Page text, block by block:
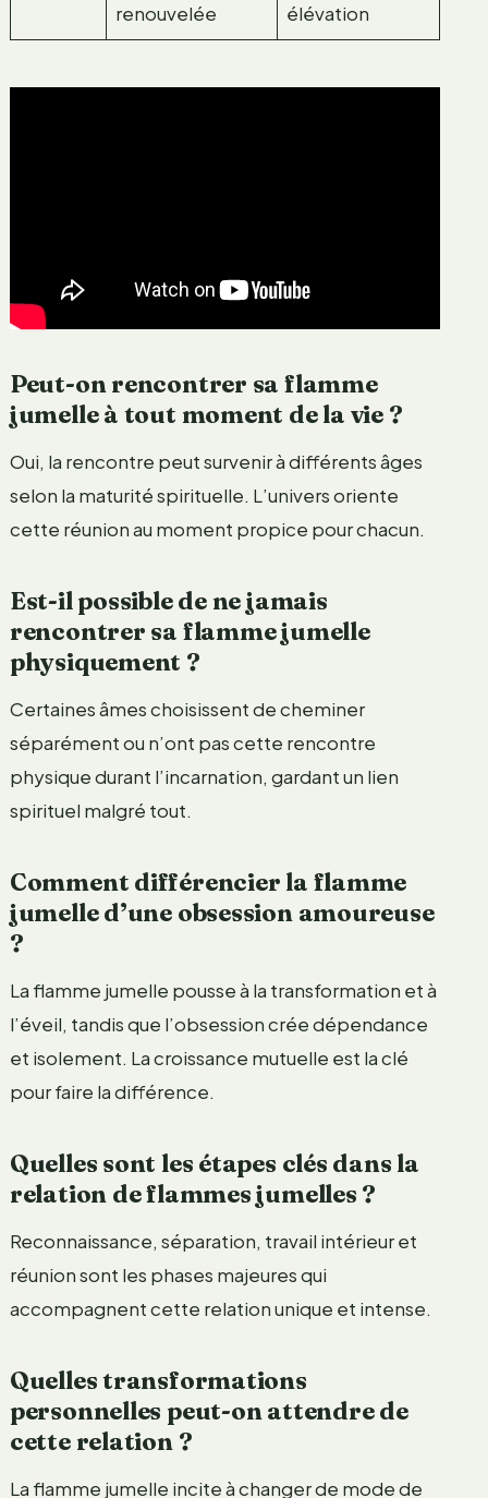
renouvelée
élévation
Peut-on rencontrer sa flamme
jumelle à tout moment de la vie ?
Oui, la rencontre peut survenir à différents âges
selon la maturité spirituelle. L’univers oriente
cette réunion au moment propice pour chacun.
Est-il possible de ne jamais
rencontrer sa flamme jumelle
physiquement ?
Certaines âmes choisissent de cheminer
séparément ou n’ont pas cette rencontre
physique durant l’incarnation, gardant un lien
spirituel malgré tout.
Comment différencier la flamme
jumelle d’une obsession amoureuse
?
La flamme jumelle pousse à la transformation et à
l’éveil, tandis que l’obsession crée dépendance
et isolement. La croissance mutuelle est la clé
pour faire la différence.
Quelles sont les étapes clés dans la
relation de flammes jumelles ?
Reconnaissance, séparation, travail intérieur et
réunion sont les phases majeures qui
accompagnent cette relation unique et intense.
Quelles transformations
personnelles peut-on attendre de
cette relation ?
La flamme jumelle incite à changer de mode de